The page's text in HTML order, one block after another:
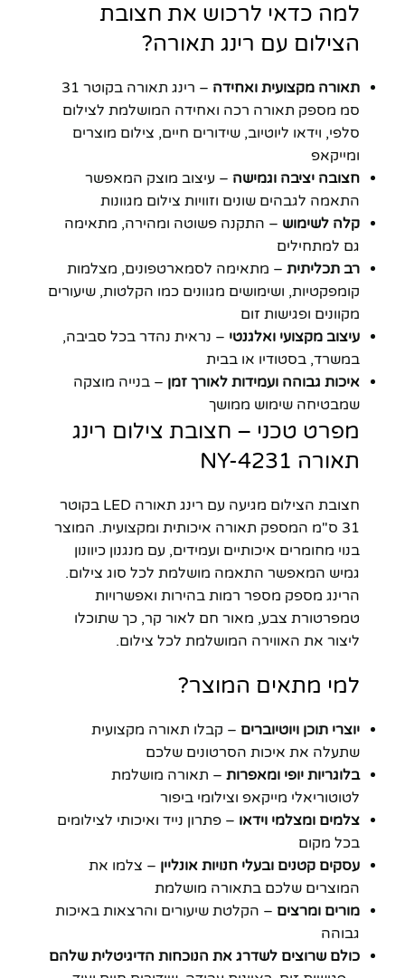
למה כדאי לרכוש את חצובת
הצילום עם רינג תאורה?
תאורה מקצועית ואחידה
– רינג תאורה בקוטר 31
סמ מספק תאורה רכה ואחידה המושלמת לצילום
סלפי, וידאו ליוטיוב, שידורים חיים, צילום מוצרים
ומייקאפ
חצובה יציבה וגמישה – עיצוב מוצק המאפשר
התאמה לגבהים שונים וזוויות צילום מגוונות
קלה לשימוש – התקנה פשוטה ומהירה, מתאימה
גם למתחילים
רב תכליתית – מתאימה לסמארטפונים, מצלמות
קומפקטיות, ושימושים מגוונים כמו הקלטות, שיעורים
מקוונים ופגישות זום
עיצוב מקצועי ואלגנטי – נראית נהדר בכל סביבה,
במשרד, בסטודיו או בבית
איכות גבוהה ועמידות לאורך זמן – בנייה מוצקה
שמבטיחה שימוש ממושך
מפרט טכני – חצובת צילום רינג
תאורה NY-4231
חצובת הצילום מגיעה עם רינג תאורה LED בקוטר
31 ס"מ המספק תאורה איכותית ומקצועית. המוצר
בנוי מחומרים איכותיים ועמידים, עם מנגנון כיוונון
גמיש המאפשר התאמה מושלמת לכל סוג צילום.
הרינג מספק מספר רמות בהירות ואפשרויות
טמפרטורת צבע, מאור חם לאור קר, כך שתוכלו
ליצור את האווירה המושלמת לכל צילום.
למי מתאים המוצר?
יוצרי תוכן ויוטיוברים – קבלו תאורה מקצועית
שתעלה את איכות הסרטונים שלכם
בלוגריות יופי ומאפרות – תאורה מושלמת
לטוטוריאלי מייקאפ וצילומי ביפור
צלמים ומצלמי וידאו – פתרון נייד ואיכותי לצילומים
בכל מקום
עסקים קטנים ובעלי חנויות אונליין – צלמו את
המוצרים שלכם בתאורה מושלמת
מורים ומרצים – הקלטת שיעורים והרצאות באיכות
גבוהה
כולם שרוצים לשדרג את הנוכחות הדיגיטלית שלהם